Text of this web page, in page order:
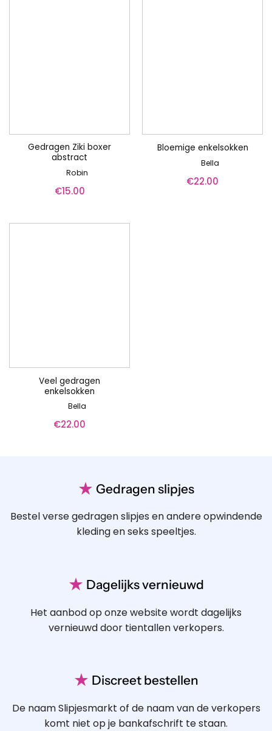
Gedragen Ziki boxer
abstract
Robin
€15.00
Bloemige enkelsokken
Bella
€22.00
Veel gedragen
enkelsokken
Bella
€22.00
★ Gedragen slipjes
Bestel verse gedragen slipjes en andere opwindende
kleding en seks speeltjes.
★ Dagelijks vernieuwd
Het aanbod op onze website wordt dagelijks
vernieuwd door tientallen verkopers.
★ Discreet bestellen
De naam Slipjesmarkt of de naam van de verkopers
komt niet op je bankafschrift te staan.